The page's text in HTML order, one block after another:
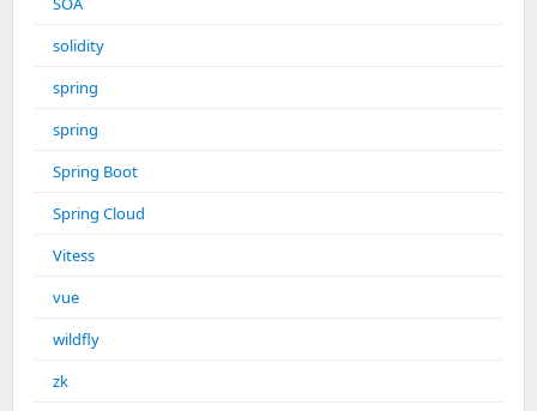
solidity
spring
spring
Spring Boot
Spring Cloud
Vitess
vue
wildfly
zk